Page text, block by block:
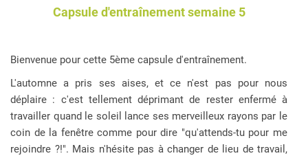
Capsule d'entraînement semaine 5
Bienvenue pour cette 5ème capsule d'entraînement.
L'automne a pris ses aises, et ce n'est pas pour nous
déplaire : c'est tellement déprimant de rester enfermé à
travailler quand le soleil lance ses merveilleux rayons par le
coin de la fenêtre comme pour dire "qu'attends-tu pour me
rejoindre ?!". Mais n'hésite pas à changer de lieu de travail,